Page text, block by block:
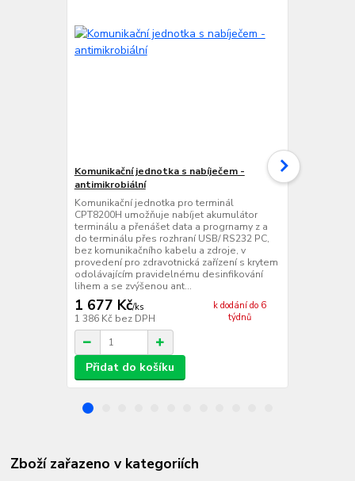
Komunikační jednotka s nabíječem -
antimikrobiální
Komunikační jednotka pro terminál
CPT8200H umožňuje nabíjet akumulátor
terminálu a přenášet data a progrnamy z a
do terminálu přes rozhraní USB/ RS232 PC,
bez komunikačního kabelu a zdroje, v
provedení pro zdravotnická zařízení s krytem
odolávajícím pravidelnému desinfikování
lihem a se zvýšenou ant...
1 677 Kč/ks
1 386 Kč bez DPH
k dodání do 6
týdnů
Přidat do košíku
Zboží zařazeno v kategoriích